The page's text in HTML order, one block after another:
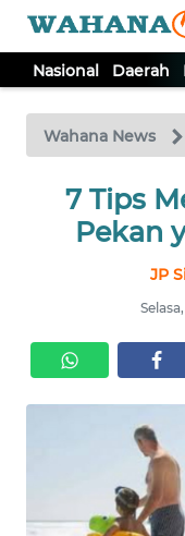
Nasional Daerah
Wahana News
7 Tips
Pekan
JP
TV
Tutup
NASIONAL
KRIMINAL
SAINS-TEKNO